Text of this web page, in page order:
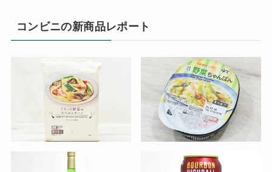
コンビニの新商品レポート